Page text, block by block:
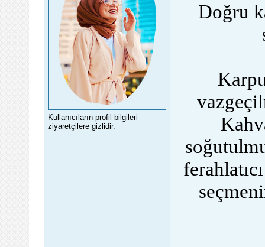
Kullanıcıların profil bilgileri
ziyaretçilere gizlidir.
Doğru